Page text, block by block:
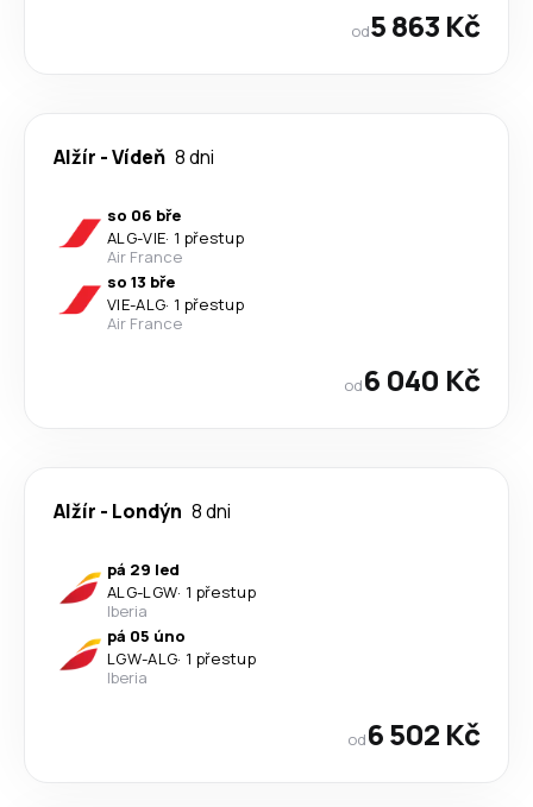
od5 863 Kč
Alžír -Vídeň 8 dni
so 06 bře
ALG-VIE· 1 přestup
Air France
so 13 bře
VIE-ALG· 1 přestup
Air France
od6 040 Kč
Alžír - Londýn 8 dni
pá 29 led
ALG-LGW· 1 přestup
Iberia
pá 05 úno
LGW-ALG· 1 přestup
Iberia
od6 502 Kč